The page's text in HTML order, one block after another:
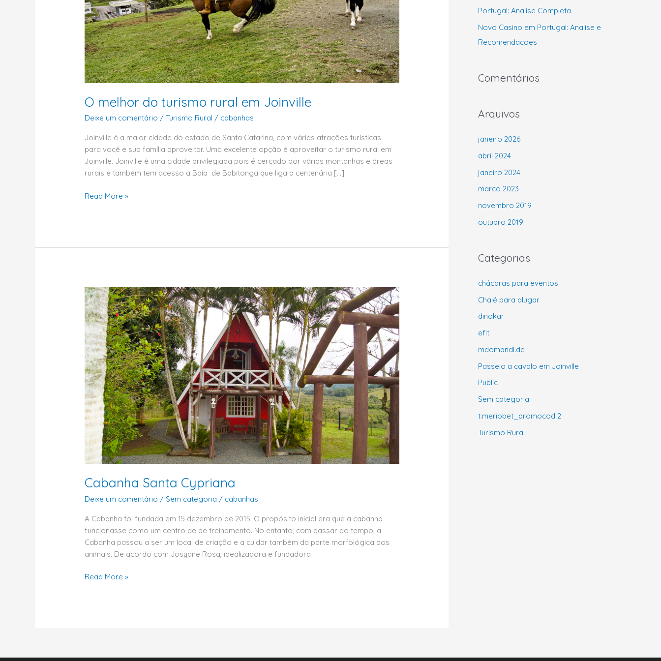
O melhor do turismo rural em Joinville
Deixe um comentário /Turismo Rural / cabanhas
Joinville é a maior cidade do estado de Santa Catarina, com várias atrações turísticas
para você e sua família aproveitar. Uma excelente opção é aproveitar o turismo rural em
Joinville. Joinville é uma cidade privilegiada pois é cercado por várias montanhas e áreas
rurais e também tem acesso a Baía de Babitonga que liga a centenária […]
Read More »
Cabanha Santa Cypriana
Deixe um comentário / Sem categoria / cabanhas
A Cabanha foi fundada em 15 dezembro de 2015. O propósito inicial era que a cabanha
funcionasse como um centro de de treinamento. No entanto, com passar do tempo, a
Cabanha passou a ser um local de criação e a cuidar também da parte morfológica dos
animais. De acordo com Josyane Rosa, idealizadora e fundadora
Cabanha
Santa
Cypriana
Read More »
Portugal: Analise Completa
Novo Casino em Portugal: Analise e
Recomendacoes
Comentários
Arquivos
janeiro 2026
abril 2024
janeiro 2024
março 2023
novembro 2019
outubro 2019
Categorias
chácaras para eventos
Chalé para alugar
dinokar
efit
mdomandl.de
Passeio a cavalo em Joinville
Public
Sem categoria
t.meriobet_promocod 2
Turismo Rural